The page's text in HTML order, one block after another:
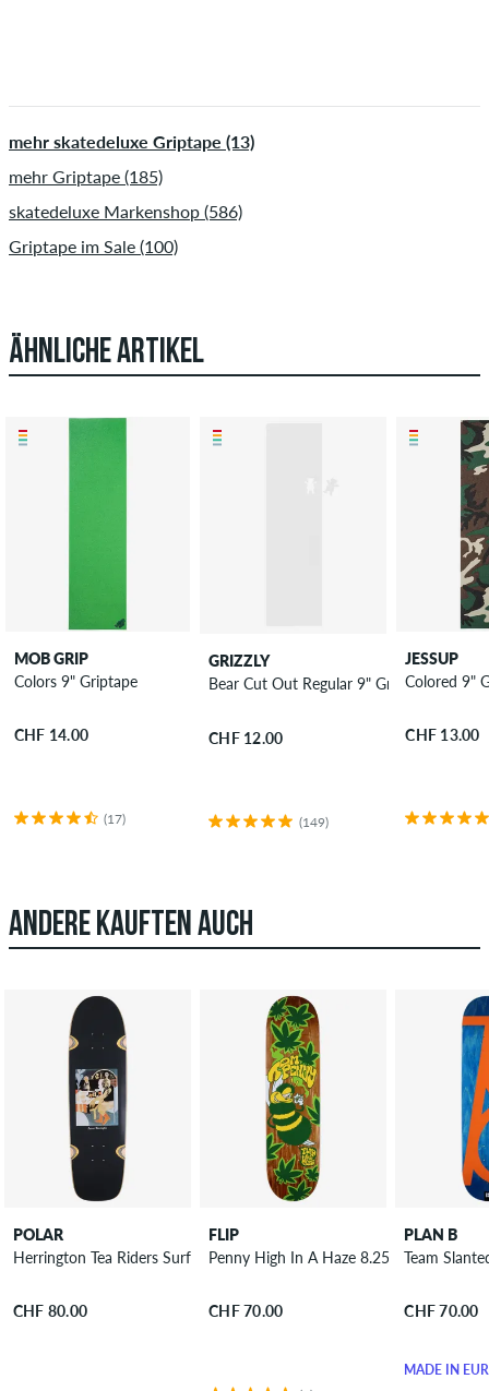
mehr skatedeluxe Griptape (13)
mehr Griptape (185)
skatedeluxe Markenshop (586)
Griptape im Sale (100)
ÄHNLICHE ARTIKEL
MOB GRIP
Colors 9" Griptape
CHF 14.00
(17)
GRIZZLY
Bear Cut Out Regular 9" Griptape
CHF 12.00
(149)
JESSUP
Colored 9"
CHF 13.00
ANDERE KAUFTEN AUCH
POLAR
Herrington Tea Riders Surf Jr. Wheel Wells 8.75" Skateboard Deck
CHF 80.00
FLIP
Penny High In A Haze 8.25" Skateboard
CHF 70.00
PLAN B
Team
CHF 70.00
MADE IN